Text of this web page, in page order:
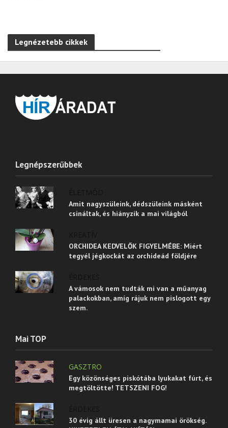
Legnézetebb cikkek
Legnépszerűbbek
Amit nagyszüleink, dédszüleink másként
csináltak, és hiányzik a mai világból
ORCHIDEA KEDVELŐK FIGYELMÉBE: Miért
tegyél jégkockát az orchideád földjére
A vámosok nem tudták mi van a műanyag
palackokban, amíg rájuk nem pislogott egy
szem.
Mai TOP
GASZTRO
Egy közönséges piskótába lyukakat fúrt, és
megtöltötte! TETSZENI FOG!
30 évig állt üresen a nagymamai örökség.